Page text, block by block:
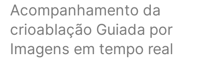
Acompanhamento da
crioablação Guiada por
Imagens em tempo real